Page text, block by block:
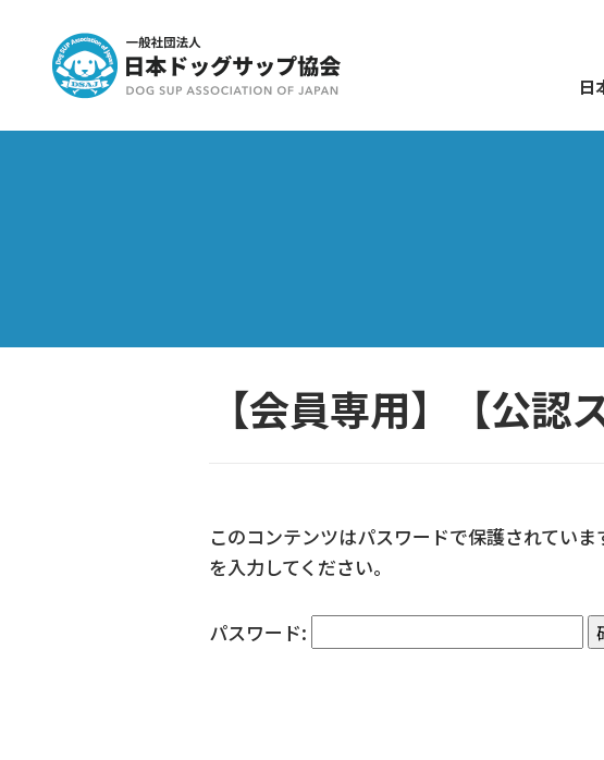
日
【会員専用】【公
このコンテンツはパスワードで保護されてい
を入力してください。
パスワード: